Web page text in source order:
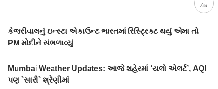
ટોચ
કેજરીવાલનું ઇન્સ્ટા એકાઉન્ટ ભારતમાં રિસ્ટ્રિક્ટ થયું એમા તો
PM મોદીને સંભળાવ્યું
Mumbai Weather Updates: આજે શહેરમાં ‘યલો એલર્ટ’, AQI
પણ `સારી` શ્રેણીમાં